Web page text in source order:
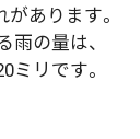
あります。
の量は、
ミリです。